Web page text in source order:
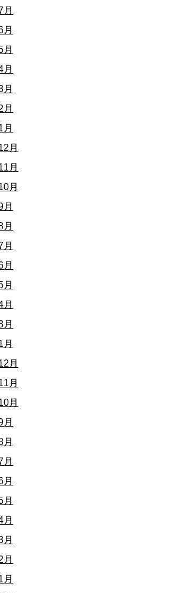
月
月
月
月
月
月
月
月
月
月
月
月
月
月
月
月
月
月
月
月
月
月
月
月
月
月
月
月
月
月